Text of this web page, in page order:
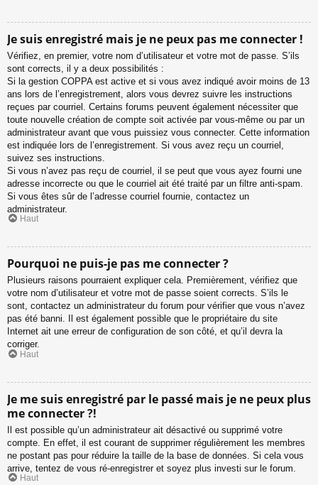
Je suis enregistré mais je ne peux pas me connecter !
Vérifiez, en premier, votre nom d’utilisateur et votre mot de passe. S’ils
sont corrects, il y a deux possibilités :
Si la gestion COPPA est active et si vous avez indiqué avoir moins de 13
ans lors de l’enregistrement, alors vous devrez suivre les instructions
reçues par courriel. Certains forums peuvent également nécessiter que
toute nouvelle création de compte soit activée par vous-même ou par un
administrateur avant que vous puissiez vous connecter. Cette information
est indiquée lors de l’enregistrement. Si vous avez reçu un courriel,
suivez ses instructions.
Si vous n’avez pas reçu de courriel, il se peut que vous ayez fourni une
adresse incorrecte ou que le courriel ait été traité par un filtre anti-spam.
Si vous êtes sûr de l’adresse courriel fournie, contactez un
administrateur.
Haut
Pourquoi ne puis-je pas me connecter ?
Plusieurs raisons pourraient expliquer cela. Premièrement, vérifiez que
votre nom d’utilisateur et votre mot de passe soient corrects. S’ils le
sont, contactez un administrateur du forum pour vérifier que vous n’avez
pas été banni. Il est également possible que le propriétaire du site
Internet ait une erreur de configuration de son côté, et qu’il devra la
corriger.
Haut
Je me suis enregistré par le passé mais je ne peux plus
me connecter ?!
Il est possible qu’un administrateur ait désactivé ou supprimé votre
compte. En effet, il est courant de supprimer régulièrement les membres
ne postant pas pour réduire la taille de la base de données. Si cela vous
arrive, tentez de vous ré-enregistrer et soyez plus investi sur le forum.
Haut